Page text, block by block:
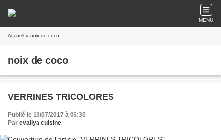
MENU
Accueil » noix de coco
noix de coco
VERRINES TRICOLORES
Publié le 13/07/2017 à 06:30
Par evaliya cuisine